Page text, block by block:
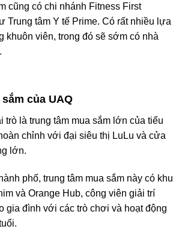
cũng có chi nhánh Fitness First
Trung tâm Y tế Prime. Có rất nhiều lựa
khuôn viên, trong đó sẽ sớm có nhà
của UAQ
trò là trung tâm mua sắm lớn của tiểu
chỉnh với đại siêu thị LuLu và cửa
lớn.
phố, trung tâm mua sắm này có khu
và Orange Hub, công viên giải trí
gia đình với các trò chơi và hoạt động